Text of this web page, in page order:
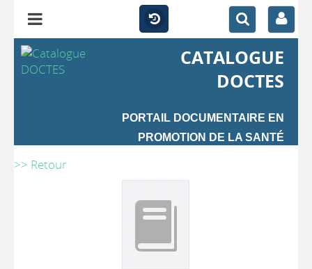
CATALOGUE
DOCTES
PORTAIL DOCUMENTAIRE EN
PROMOTION DE LA SANTÉ
>> Retour